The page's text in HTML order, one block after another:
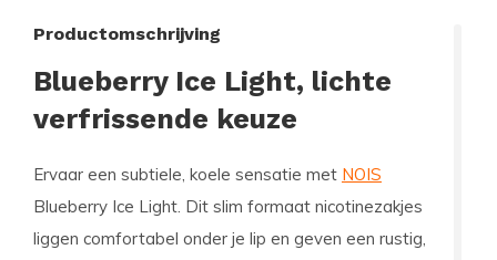
Productomschrijving
Blueberry Ice Light, lichte
verfrissende keuze
Ervaar een subtiele, koele sensatie met NOIS
Blueberry Ice Light. Dit slim formaat nicotinezakjes
liggen comfortabel onder je lip en geven een rustig,